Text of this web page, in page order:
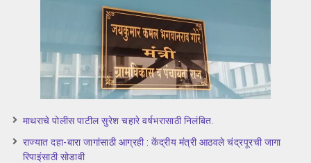
माथराचे पोलीस पाटील सुरेश चहारे वर्षभरासाठी निलंबित.
राज्यात दहा-बारा जागांसाठी आग्रही : केंद्रीय मंत्री आठवले चंद्रपूरची जागा
रिपाइंसाठी सोडावी